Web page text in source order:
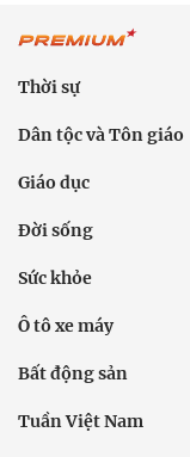
Thời sự
Dân tộc và Tôn giáo
Giáo dục
Đời sống
Sức khỏe
Ô tô xe máy
Bất động sản
Tuần Việt Nam